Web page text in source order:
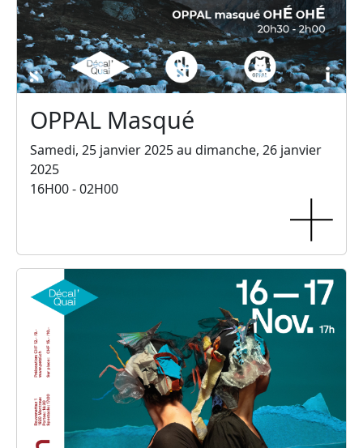
OPPAL Masqué
Samedi, 25 janvier 2025 au dimanche, 26 janvier
2025
16H00 - 02H00